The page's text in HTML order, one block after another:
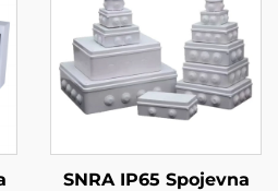
SNRA IP65 Spojevna